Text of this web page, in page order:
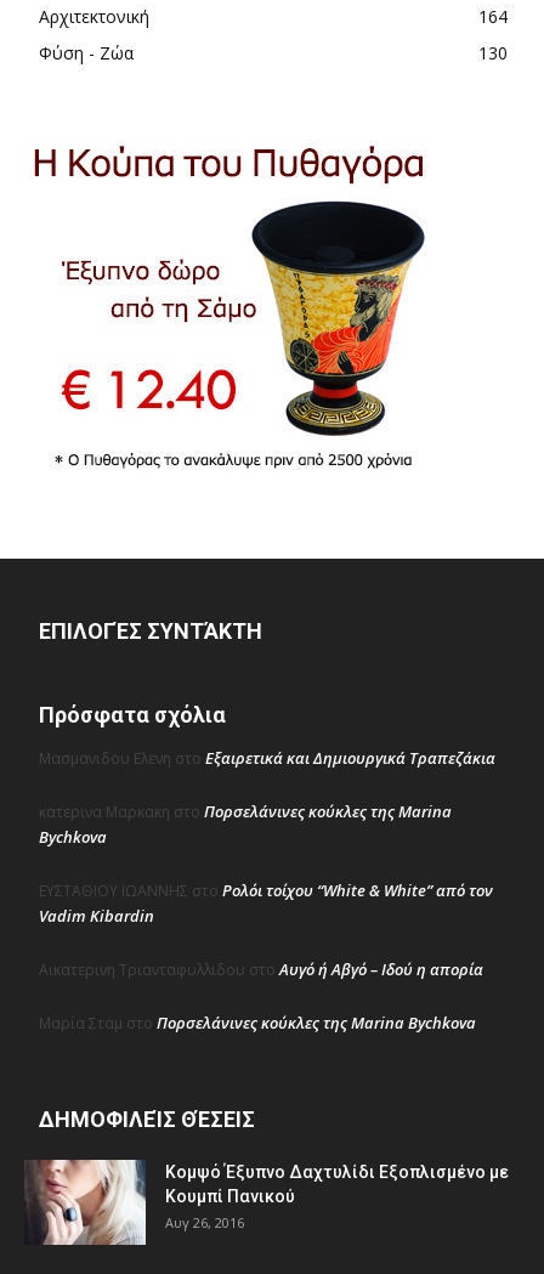
Αρχιτεκτονική
164
Φύση - Ζώα
130
ΕΠΙΛΟΓΈΣ ΣΥΝΤΆΚΤΗ
Πρόσφατα σχόλια
Μασμανιδου Ελενη στο Εξαιρετικά και Δημιουργικά Τραπεζάκια
κατερινα Μαρκακη στο Πορσελάνινες κούκλες της Marina
Bychkova
ΕΥΣΤΑΘΙΟΥ ΙΩΑΝΝΗΣ στο Ρολόι τοίχου “White & White” από τον
Vadim Kibardin
Αικατερινη Τριανταφυλλιδου στοΑυγό ή Αβγό – Ιδού η απορία
Μαρία Σταμ στο Πορσελάνινες κούκλες της Marina Bychkova
ΔΗΜΟΦΙΛΕΊΣ ΘΈΣΕΙΣ
Κομψό Έξυπνο Δαχτυλίδι Εξοπλισμένο με
Κουμπί Πανικού
Αυγ 26, 2016